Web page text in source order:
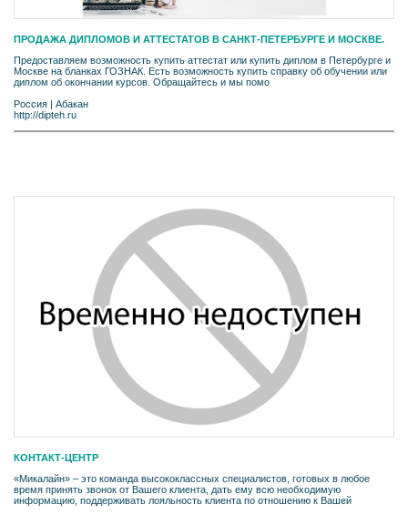
ПРОДАЖА ДИПЛОМОВ И АТТЕСТАТОВ В САНКТ-ПЕТЕРБУРГЕ И МОСКВЕ.
Предоставляем возможность купить аттестат или купить диплом в Петербурге и
Москве на бланках ГОЗНАК. Есть возможность купить справку об обучении или
диплом об окончании курсов. Обращайтесь и мы помо
Россия
Абакан
http://dipteh.ru
КОНТАКТ-ЦЕНТР
«Микалайн» – это команда высококлассных специалистов, готовых в любое
время принять звонок от Вашего клиента, дать ему всю необходимую
информацию, поддерживать лояльность клиента по отношению к Вашей